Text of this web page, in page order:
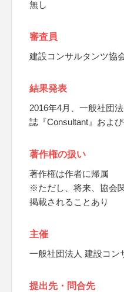
無し
審査員
建設コンサルタンツ協
結果発表
2016年4月、一般社団
誌『Consultant』およ
著作権の扱い
著作権は作者に帰属
※ただし、将来、協会
掲載されることあり
主催
一般社団法人 建設コン
提出先・問合先